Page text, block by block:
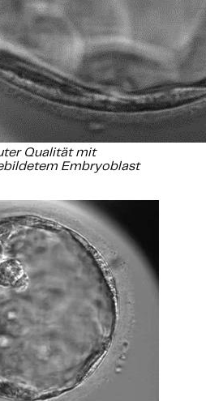
Qualität mit
Embryoblast